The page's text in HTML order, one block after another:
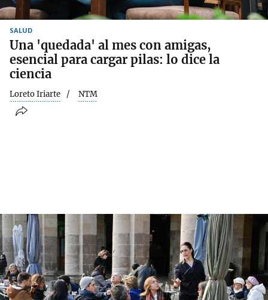
SALUD
Una 'quedada' al mes con amigas,
esencial para cargar pilas: lo dice la
ciencia
Loreto Iriarte NTM